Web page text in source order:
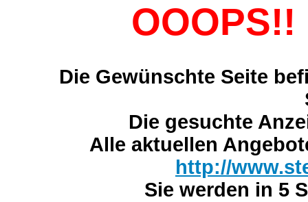
OOOPS!!
Die Gewünschte Seite
Die gesuchte
Alle aktuellen
http://
Sie werden in 5